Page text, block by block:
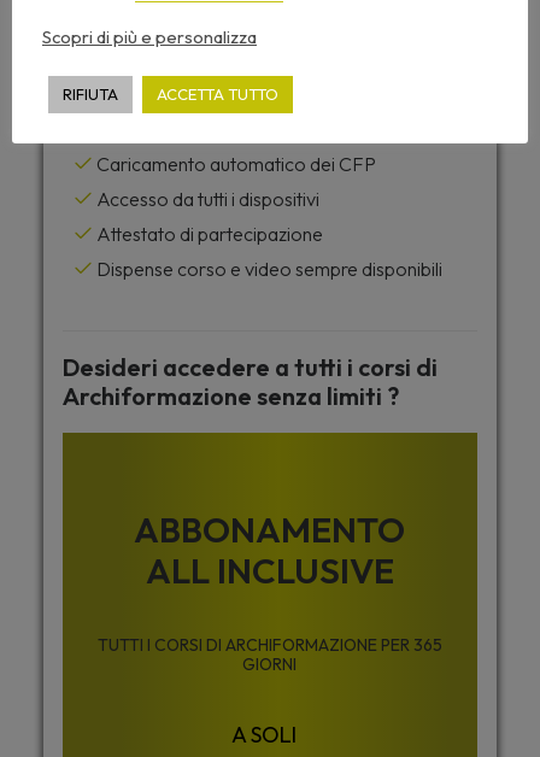
NON PRENOTABILE
Questo seminario include:
Caricamento automatico dei CFP
Accesso da tutti i dispositivi
Attestato di partecipazione
Dispense corso e video sempre disponibili
Desideri accedere a tutti i corsi di
Archiformazione senza limiti ?
ABBONAMENTO
ALL INCLUSIVE
TUTTI I CORSI DI ARCHIFORMAZIONE PER 365
GIORNI
Scopri di più e personalizza
RIFIUTA ACCETTA TUTTO